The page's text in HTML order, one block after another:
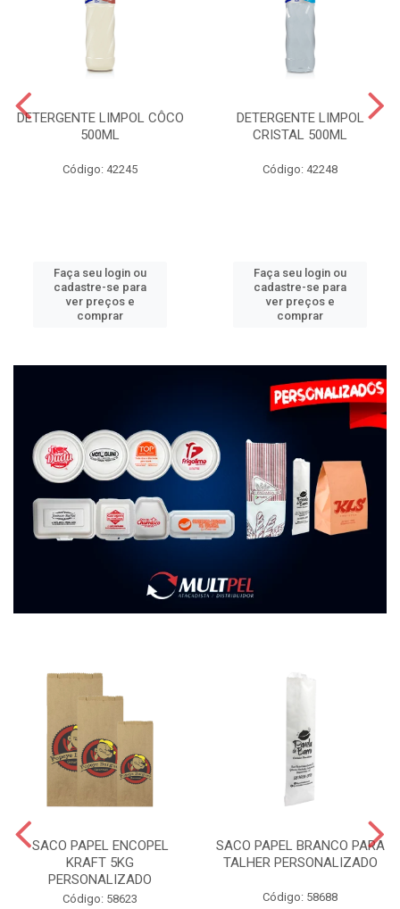
DETERGENTE LIMPOL CÔCO
500ML
Código: 42245
Faça seu login ou
cadastre-se para
ver preços e
comprar
DETERGENTE LIMPOL
CRISTAL 500ML
Código: 42248
Faça seu login ou
cadastre-se para
ver preços e
comprar
SACO PAPEL ENCOPEL
KRAFT 5KG
PERSONALIZADO
Código: 58623
SACO PAPEL BRANCO PARA
TALHER PERSONALIZADO
Código: 58688